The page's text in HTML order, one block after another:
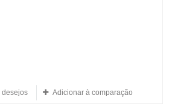
desejos Adicionar à comparação